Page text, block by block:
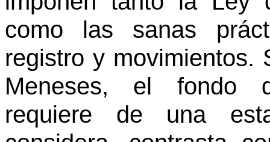
como las sanas
registro y movimientos.
Meneses, el fondo
requiere de una